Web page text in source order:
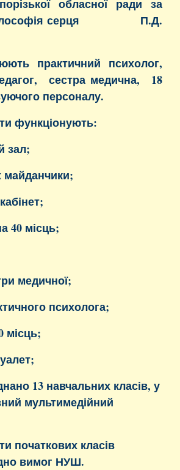
обласної ради за
серця П.Д.
практичний психолог,
сестра медична, 18
персоналу.
функціонують:
зал;
майданчики;
40 місць;
медичної;
психолога;
місць;
13 навчальних класів, у
мультимедійний
початкових класів
вимог НУШ.